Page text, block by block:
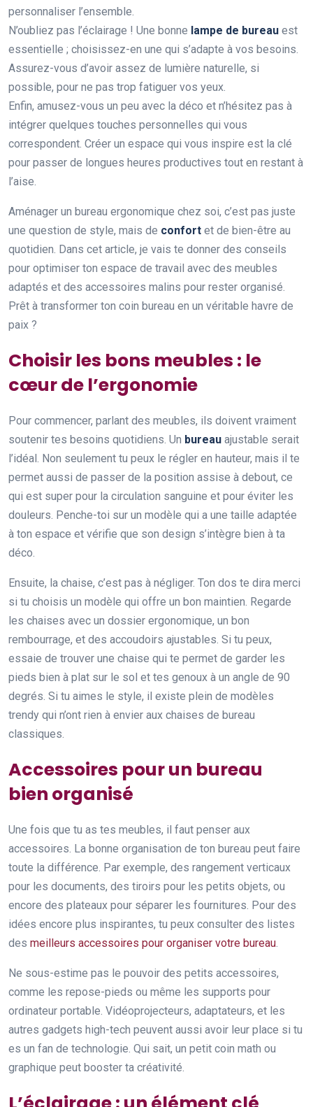
personnaliser l’ensemble.
N’oubliez pas l’éclairage ! Une bonne lampe de bureau est
essentielle ; choisissez-en une qui s’adapte à vos besoins.
Assurez-vous d’avoir assez de lumière naturelle, si
possible, pour ne pas trop fatiguer vos yeux.
Enfin, amusez-vous un peu avec la déco et n’hésitez pas à
intégrer quelques touches personnelles qui vous
correspondent. Créer un espace qui vous inspire est la clé
pour passer de longues heures productives tout en restant à
l’aise.
Aménager un bureau ergonomique chez soi, c’est pas juste
une question de style, mais de confort et de bien-être au
quotidien. Dans cet article, je vais te donner des conseils
pour optimiser ton espace de travail avec des meubles
adaptés et des accessoires malins pour rester organisé.
Prêt à transformer ton coin bureau en un véritable havre de
paix ?
Choisir les bons meubles : le
cœur de l’ergonomie
Pour commencer, parlant des meubles, ils doivent vraiment
soutenir tes besoins quotidiens. Un bureau ajustable serait
l’idéal. Non seulement tu peux le régler en hauteur, mais il te
permet aussi de passer de la position assise à debout, ce
qui est super pour la circulation sanguine et pour éviter les
douleurs. Penche-toi sur un modèle qui a une taille adaptée
à ton espace et vérifie que son design s’intègre bien à ta
déco.
Ensuite, la chaise, c’est pas à négliger. Ton dos te dira merci
si tu choisis un modèle qui offre un bon maintien. Regarde
les chaises avec un dossier ergonomique, un bon
rembourrage, et des accoudoirs ajustables. Si tu peux,
essaie de trouver une chaise qui te permet de garder les
pieds bien à plat sur le sol et tes genoux à un angle de 90
degrés. Si tu aimes le style, il existe plein de modèles
trendy qui n’ont rien à envier aux chaises de bureau
classiques.
Accessoires pour un bureau
bien organisé
Une fois que tu as tes meubles, il faut penser aux
accessoires. La bonne organisation de ton bureau peut faire
toute la différence. Par exemple, des rangement verticaux
pour les documents, des tiroirs pour les petits objets, ou
encore des plateaux pour séparer les fournitures. Pour des
idées encore plus inspirantes, tu peux consulter des listes
des meilleurs accessoires pour organiser votre bureau.
Ne sous-estime pas le pouvoir des petits accessoires,
comme les repose-pieds ou même les supports pour
ordinateur portable. Vidéoprojecteurs, adaptateurs, et les
autres gadgets high-tech peuvent aussi avoir leur place si tu
es un fan de technologie. Qui sait, un petit coin math ou
graphique peut booster ta créativité.